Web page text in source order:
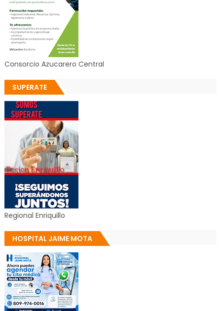
Consorcio Azucarero Central
SUPERATE
Regional Enriquillo
HOSPITAL JAIME MOTA